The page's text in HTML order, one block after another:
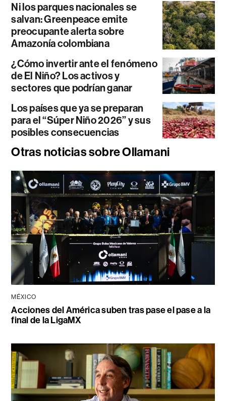
Ni los parques nacionales se
salvan: Greenpeace emite
preocupante alerta sobre
Amazonía colombiana
¿Cómo invertir ante el fenómeno
de El Niño? Los activos y
sectores que podrían ganar
Los países que ya se preparan
para el “Súper Niño 2026” y sus
posibles consecuencias
Otras noticias sobre Ollamani
MÉXICO
Acciones del América suben tras pase el pase a la
final de la LigaMX